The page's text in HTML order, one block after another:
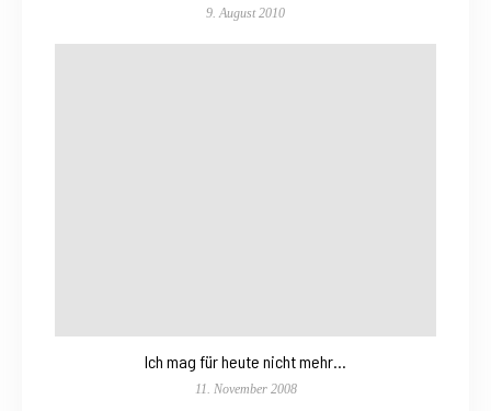
9. August 2010
Ich mag für heute nicht mehr…
11. November 2008